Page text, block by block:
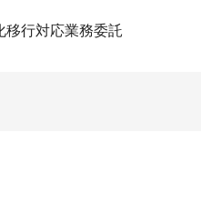
移行対応業務委託